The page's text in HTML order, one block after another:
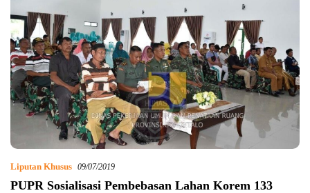
Liputan Khusus 09/07/2019
PUPR Sosialisasi Pembebasan Lahan Korem 133